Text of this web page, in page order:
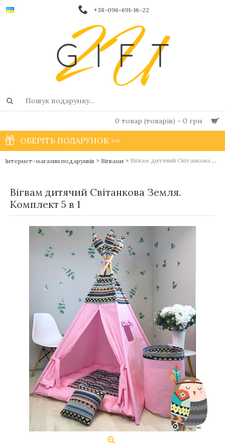
+38-096-691-16-22
0 товар (товарів) - 0 грн
ОБЕРІТЬ ПОДАРУНОК >>
Інтернет-магазин подарунків > Вігвами > Вігвам дитячий Світанкова Земля. Комплект 5 в 1
Вігвам дитячий Світанкова Земля.
Комплект 5 в 1